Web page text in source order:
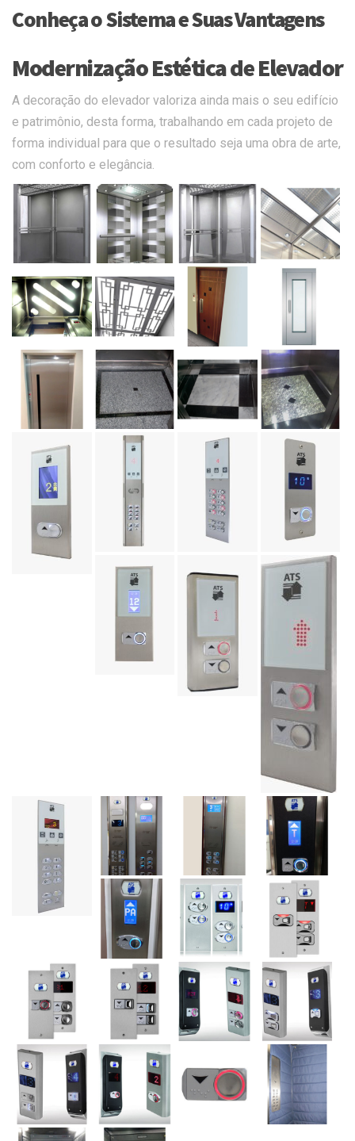
Conheça o Sistema e Suas Vantagens
Modernização Estética de Elevador
A decoração do elevador valoriza ainda mais o seu edifício
e patrimônio, desta forma, trabalhando em cada projeto de
forma individual para que o resultado seja uma obra de arte,
com conforto e elegância.